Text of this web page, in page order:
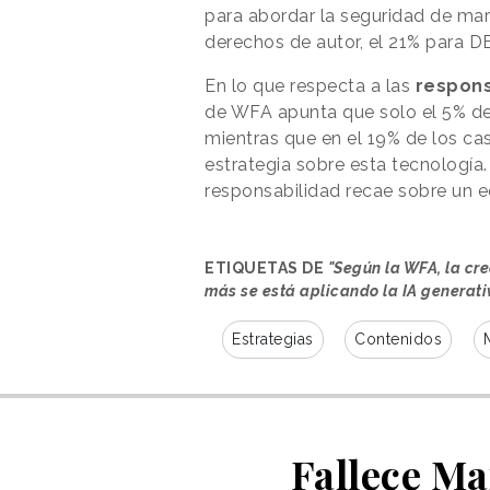
para abordar la seguridad de
derechos de autor, el 21% para
En lo que respecta a las
de WFA apunta que solo el 5%
mientras que en el 19% de los
estrategia sobre esta
responsabilidad recae sobre un
ETIQUETAS DE "Según la WFA, la
más se está aplicando la IA
Estrategias Contenidos
Fallece